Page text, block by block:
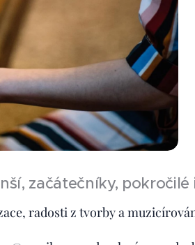
začátečníky, pokročilé
radosti z tvorby a